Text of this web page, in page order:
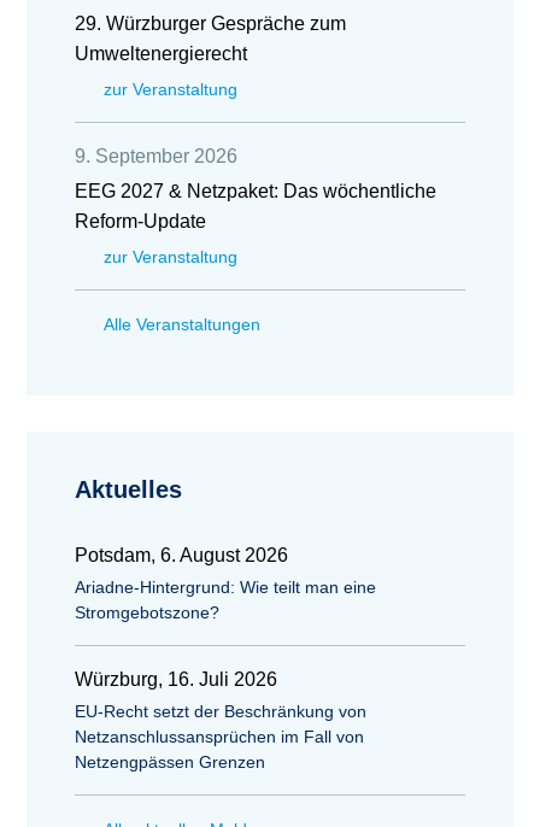
29. Würzburger Gespräche zum
Umweltenergierecht
zur Veranstaltung
9. September 2026
EEG 2027 & Netzpaket: Das wöchentliche
Reform-Update
zur Veranstaltung
Alle Veranstaltungen
Aktuelles
Potsdam, 6. August 2026
Ariadne-Hintergrund: Wie teilt man eine
Stromgebotszone?
Würzburg, 16. Juli 2026
EU-Recht setzt der Beschränkung von
Netzanschlussansprüchen im Fall von
Netzengpässen Grenzen